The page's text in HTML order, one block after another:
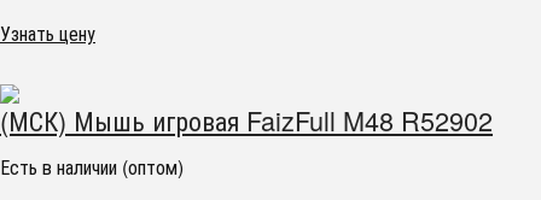
Узнать цену
(МСК) Мышь игровая FaizFull M48 R52902
Есть в наличии (оптом)